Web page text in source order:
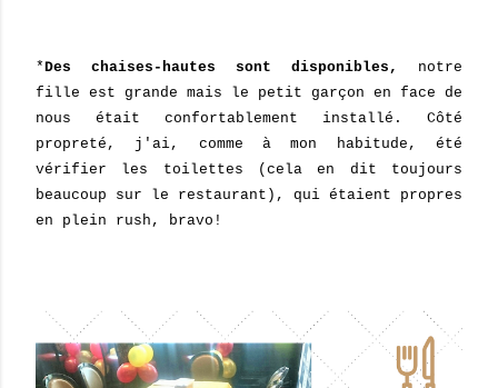
*Des chaises-hautes sont disponibles,
notre
fille est grande mais le petit garçon en face de
nous était confortablement installé. Côté
propreté, j'ai, comme à mon habitude, été
vérifier les toilettes (cela en dit toujours
beaucoup sur le restaurant), qui étaient propres
en plein rush, bravo!